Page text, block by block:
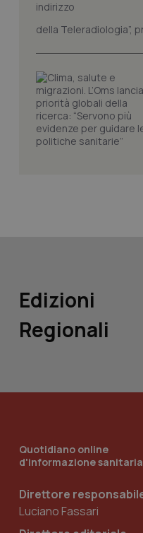
della Teleradiologia”,
Edizioni
Regionali
Quotidiano online
d'informazione sanitaria
Direttore
Luciano Fassari